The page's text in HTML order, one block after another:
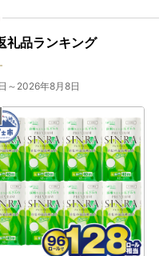
礼品ランキング
～2026年8月8日